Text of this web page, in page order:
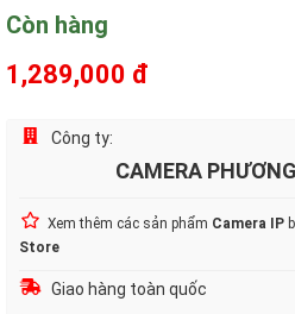
Còn hàng
1,289,000 đ
Công ty:
CAMERA
Xem thêm các sản phẩm Camera IP
Store
Giao hàng toàn quốc